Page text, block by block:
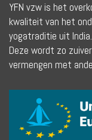
YFN vzw is het
kwaliteit van het
yogatraditie uit India.
Deze wordt zo
vermengen met